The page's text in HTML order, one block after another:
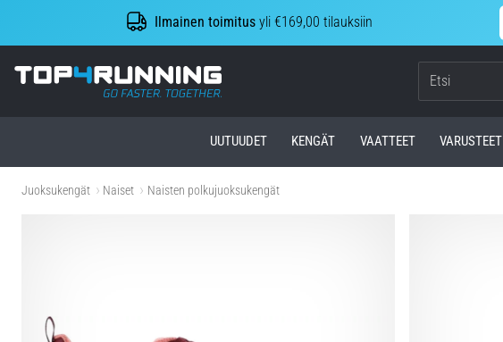
Ilmainen toimitus yli €169,00 tilauksiin
Top4Running.fi
UUTUUDET KENGÄT VAATTEET VARUSTEET
Juoksukengät Naiset Naisten polkujuoksukengät